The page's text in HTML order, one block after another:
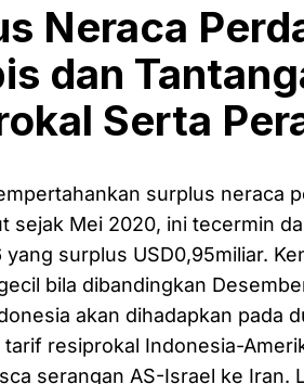
Neraca
dan
Serta
surplus neraca
sejak Mei 2020, ini tecermin
surplus USD0,95miliar.
bila dibandingkan
akan dihadapkan pada
resiprokal Indonesia-
serangan AS-Israel ke Iran.